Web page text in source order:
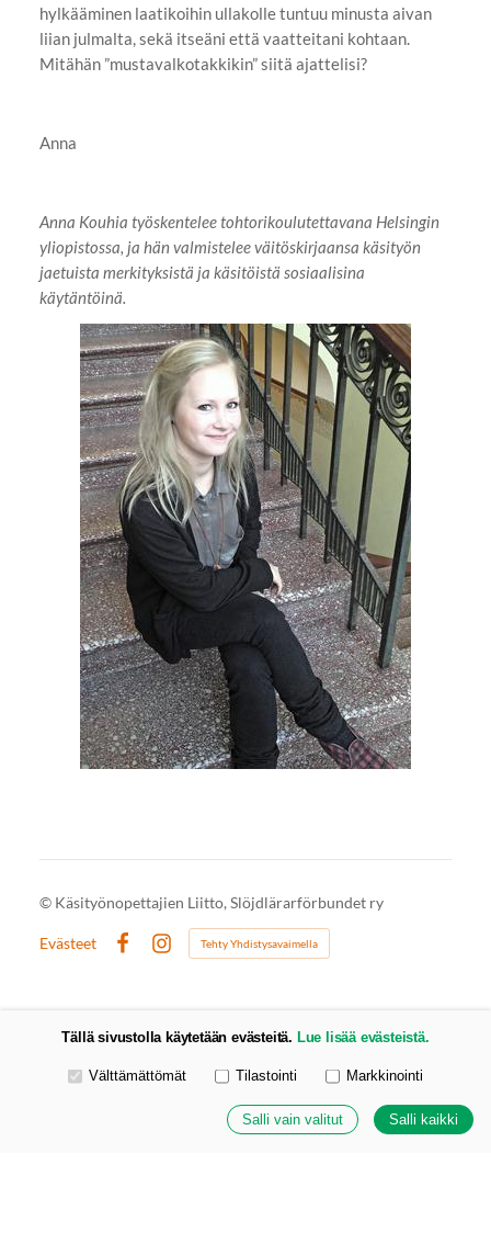
hylkääminen laatikoihin ullakolle tuntuu minusta aivan
liian julmalta, sekä itseäni että vaatteitani kohtaan.
Mitähän ”mustavalkotakkikin” siitä ajattelisi?
Anna
Anna Kouhia työskentelee tohtorikoulutettavana Helsingin
yliopistossa, ja hän valmistelee väitöskirjaansa käsityön
jaetuista merkityksistä ja käsitöistä sosiaalisina
käytäntöinä.
© Käsityönopettajien Liitto, Slöjdlärarförbundet ry
Evästeet
Instagram
Tehty Yhdistysavaimella
Tällä sivustolla käytetään evästeitä. Lue lisää evästeistä.
Valitse käytettävät evästeet
Välttämättömät Tilastointi Markkinointi
Salli vain valitut Salli kaikki